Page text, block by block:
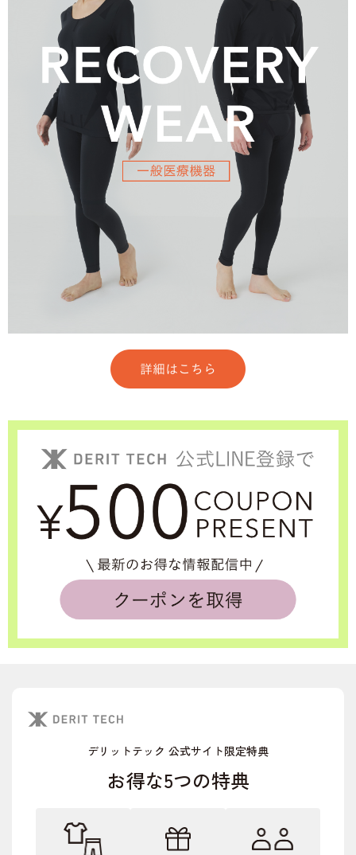
デリットテック 公式サイト限定特典
お得な5つの特典